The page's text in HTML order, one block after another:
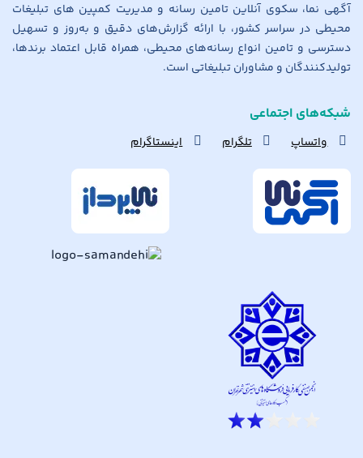
آگهی نما، سکوی آنلاین تامین رسانه و مدیریت کمپین های تبلیغات
محیطی در سراسر کشور، با ارائه گزارش‌های دقیق و به‌روز و تسهیل
دسترسی و تامین انواع رسانه‌های محیطی، همراه قابل اعتماد برندها،
تولیدکنندگان و مشاوران تبلیغاتی است.
شبکه‌های اجتماعی
واتساپ تلگرام اینستاگرام